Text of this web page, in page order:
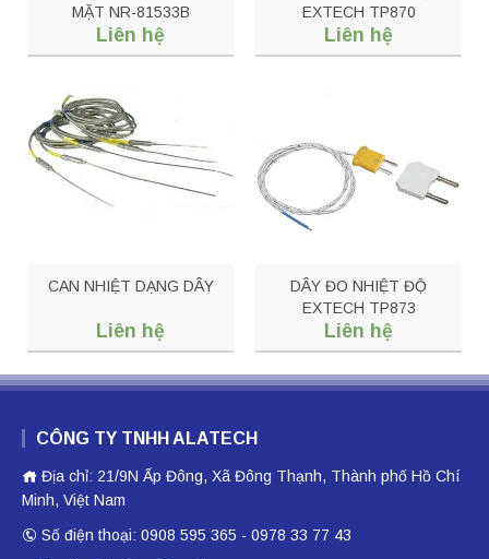
MẶT NR-81533B
Liên hệ
EXTECH TP870
Liên hệ
CAN NHIỆT DẠNG DÂY
Liên hệ
DÂY ĐO NHIỆT ĐỘ
EXTECH TP873
Liên hệ
CÔNG TY TNHH ALATECH
Địa chỉ: 21/9N Ấp Đông, Xã Đông Thạnh, Thành phố Hồ Chí
Minh, Việt Nam
Số điện thoại: 0908 595 365 - 0978 33 77 43